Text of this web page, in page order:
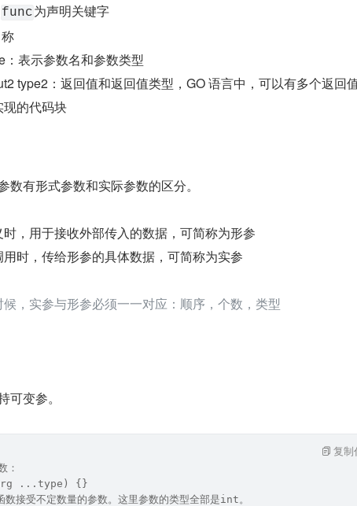
func为声明关键字
：表示参数名和参数类型
type2：返回值和返回值类型，GO 语言中，可以有多个返回
的代码块
数有形式参数和实际参数的区分。
，用于接收外部传入的数据，可简称为形参
时，传给形参的具体数据，可简称为实参
，实参与形参必须一一对应：顺序，个数，类型
可变参。
：
...type) {}
受不定数量的参数。这里参数的类型全部是int。
复制